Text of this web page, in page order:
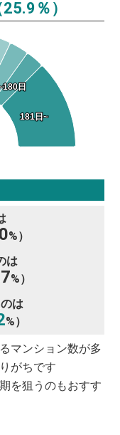
25.9％）
日
日
181日~
181日~
%）
は
%）
は
%）
マンション数が多
がちです
を狙うのもおすす